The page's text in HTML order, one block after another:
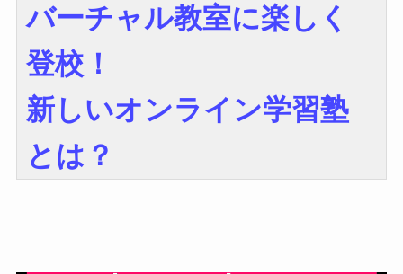
バーチャル教室に楽しく
登校！
新しいオンライン学習塾
とは？